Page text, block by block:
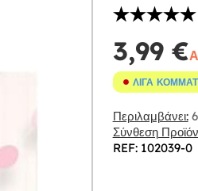
3,99 €
ΛΊΓΑ
Περιλαμβάνει:6
Σύνθεση
REF: 102039-0